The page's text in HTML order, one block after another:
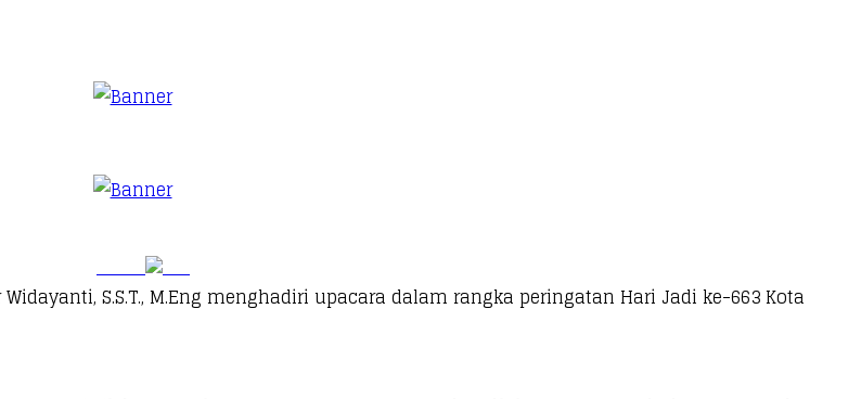
S.S.T., M.Eng menghadiri upacara dalam rangka peringatan Hari Jadi ke-663 Kota